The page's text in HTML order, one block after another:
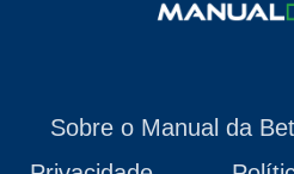
Sobre o Manual da Bet